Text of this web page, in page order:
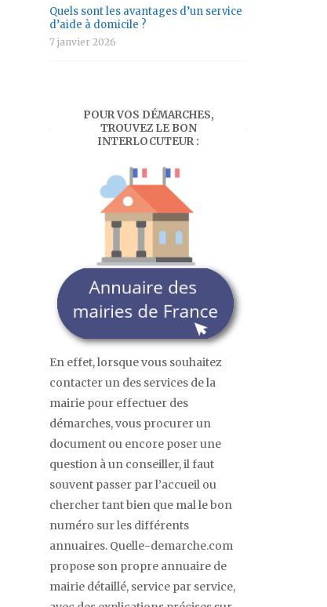
Quels sont les avantages d’un service
d’aide à domicile ?
7 janvier 2026
POUR VOS DÉMARCHES,
TROUVEZ LE BON
INTERLOCUTEUR :
En effet, lorsque vous souhaitez
contacter un des services de la
mairie pour effectuer des
démarches, vous procurer un
document ou encore poser une
question à un conseiller, il faut
souvent passer par l’accueil ou
chercher tant bien que mal le bon
numéro sur les différents
annuaires. Quelle-demarche.com
propose son propre annuaire de
mairie détaillé, service par service,